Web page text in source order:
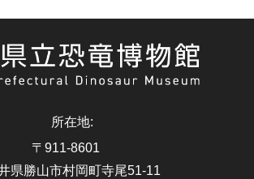
所在地:
〒911-8601
県勝山市村岡町寺尾51-11